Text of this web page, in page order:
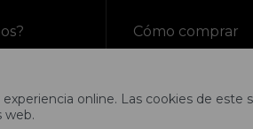
online. Las cookies de
web.
Cómo comprar